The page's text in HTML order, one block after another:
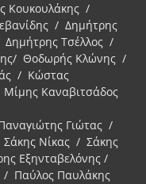
Κουκουλάκης /
/ Δημήτρης
Τσέλλος /
Θοδωρής Κλώνης /
/ Κώστας
Καναβιτσάδος
Γιώτας /
Νίκας / Σάκης
Εξηνταβελόνης /
Παύλος Παυλάκης